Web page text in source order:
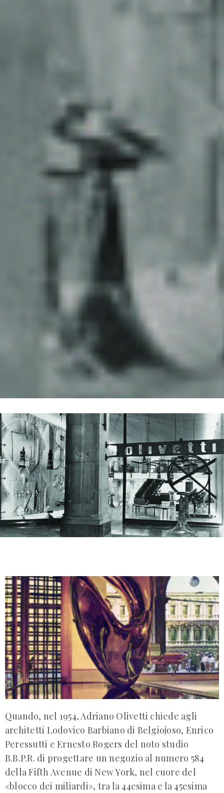
Quando, nel 1954, Adriano Olivetti chiede agli
architetti Lodovico Barbiano di Belgiojoso, Enrico
Peressutti e Ernesto Rogers del noto studio
B.B.P.R. di progettare un negozio al numero 584
della Fifth Avenue di New York, nel cuore del
«blocco dei miliardi», tra la 44esima e la 45esima